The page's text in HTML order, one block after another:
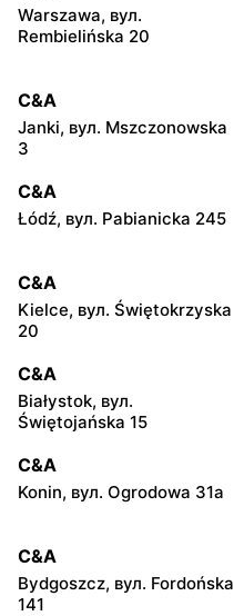
Warszawa, вул.
Rembielińska 20
C&A
Janki, вул. Mszczonowska
3
C&A
Łódź, вул. Pabianicka 245
C&A
Kielce, вул. Świętokrzyska
20
C&A
Białystok, вул.
Świętojańska 15
C&A
Konin, вул. Ogrodowa 31a
C&A
Bydgoszcz, вул. Fordońska
141